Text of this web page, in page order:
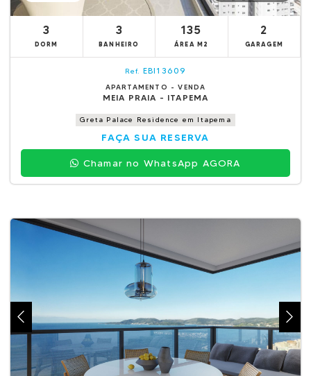
3
DORM
3
BANHEIRO
135
ÁREA M2
2
GARAGEM
Ref. EBI13609
APARTAMENTO - VENDA
MEIA PRAIA - ITAPEMA
Greta Palace Residence em Itapema
FAÇA SUA RESERVA
Chamar no WhatsApp AGORA